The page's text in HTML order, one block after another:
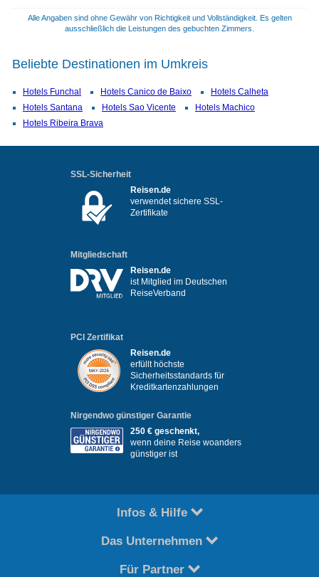
Alle Angaben sind ohne Gewähr von Richtigkeit und Vollständigkeit. Es gelten
ausschließlich die Leistungen des gebuchten Zimmers.
Beliebte Destinationen im Umkreis
Hotels Funchal Hotels Canico de Baixo
Hotels Calheta
Hotels Santana
Hotels Sao Vicente
Hotels Machico
Hotels Ribeira Brava
SSL-Sicherheit
Reisen.de
verwendet sichere SSL-
Zertifikate
Mitgliedschaft
Reisen.de
ist Mitglied im Deutschen
ReiseVerband
PCI Zertifikat
Reisen.de
erfüllt höchste
Sicherheitsstandards für
Kreditkartenzahlungen
Nirgendwo günstiger Garantie
250 € geschenkt,
wenn deine Reise woanders
günstiger ist
Infos & Hilfe
Das Unternehmen
Für Partner